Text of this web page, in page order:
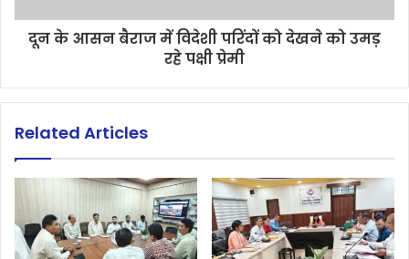
दून के आसन बैराज में विदेशी परिंदों को देखने को उमड़
रहे पक्षी प्रेमी
Related Articles